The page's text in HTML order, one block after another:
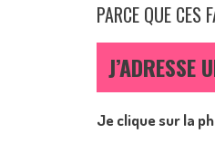
PARCE QUE CES
J’ADRESSE
Je clique sur la